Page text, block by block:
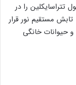
را در
مستقیم نور قرار
حیوانات خانگی